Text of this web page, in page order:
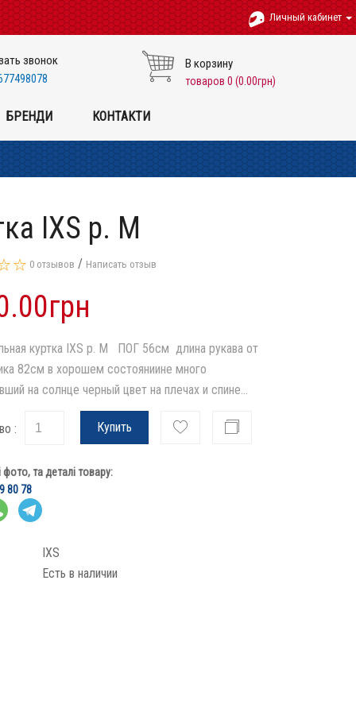
Личный кабинет
звонок В корзину
товаров 0 (0.00грн)
БРЕНДИ КОНТАКТИ
IXS p. M
0 отзывов / Написать отзыв
куртка IXS p. M ПОГ 56см длина рукава от
82см в хорошем состояниине много
на солнце черный цвет на плечах и спине...
: Купить
та деталі товару:
80 78
IXS
Есть в наличии